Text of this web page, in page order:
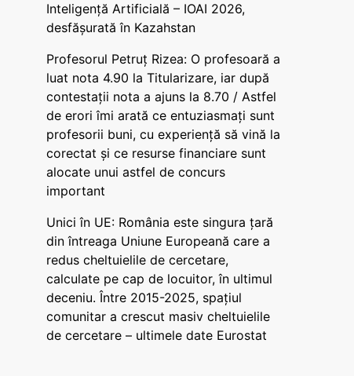
Inteligență Artificială – IOAI 2026,
desfășurată în Kazahstan
Profesorul Petruț Rizea: O profesoară a
luat nota 4.90 la Titularizare, iar după
contestații nota a ajuns la 8.70 / Astfel
de erori îmi arată ce entuziasmați sunt
profesorii buni, cu experiență să vină la
corectat și ce resurse financiare sunt
alocate unui astfel de concurs
important
Unici în UE: România este singura țară
din întreaga Uniune Europeană care a
redus cheltuielile de cercetare,
calculate pe cap de locuitor, în ultimul
deceniu. Între 2015-2025, spațiul
comunitar a crescut masiv cheltuielile
de cercetare – ultimele date Eurostat